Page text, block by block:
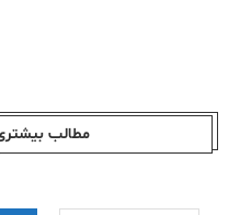
مطالب